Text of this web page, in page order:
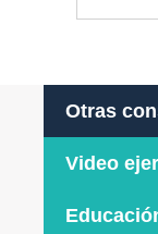
Otras
Video